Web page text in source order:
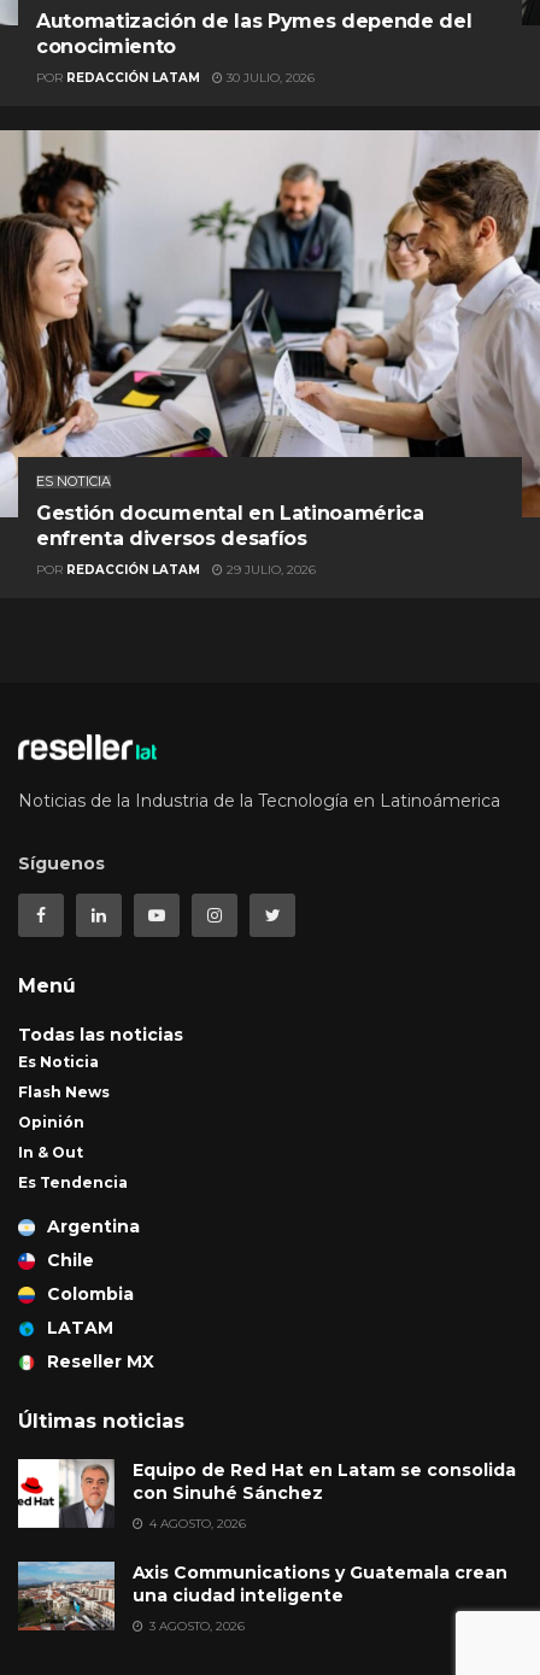
Automatización de las Pymes depende del
conocimiento
POR REDACCIÓN LATAM 30 JULIO, 2026
ES NOTICIA
Gestión documental en Latinoamérica
enfrenta diversos desafíos
POR REDACCIÓN LATAM 29 JULIO, 2026
Noticias de la Industria de la Tecnología en Latinoámerica
Síguenos
Menú
Todas las noticias
Es Noticia
Flash News
Opinión
In & Out
Es Tendencia
Argentina
Chile
Colombia
LATAM
Reseller MX
Últimas noticias
Equipo de Red Hat en Latam se consolida
con Sinuhé Sánchez
4 AGOSTO, 2026
Axis Communications y Guatemala crean
una ciudad inteligente
3 AGOSTO, 2026